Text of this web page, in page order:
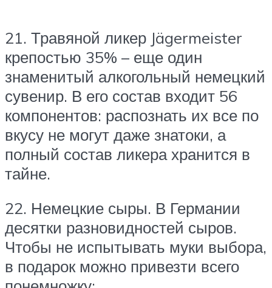
21. Травяной ликер Jägermeister
крепостью 35% – еще один
знаменитый алкогольный немецкий
сувенир. В его состав входит 56
компонентов: распознать их все по
вкусу не могут даже знатоки, а
полный состав ликера хранится в
тайне.
22. Немецкие сыры. В Германии
десятки разновидностей сыров.
Чтобы не испытывать муки выбора,
в подарок можно привезти всего